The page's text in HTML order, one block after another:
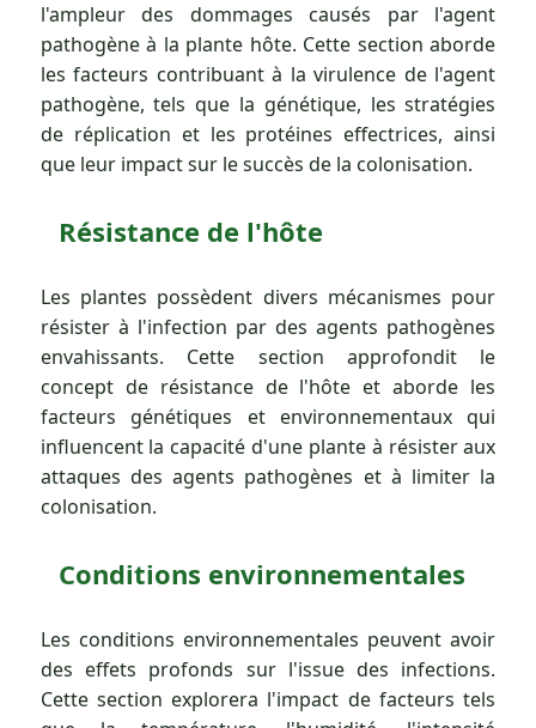
l'ampleur des dommages causés par l'agent
pathogène à la plante hôte. Cette section aborde
les facteurs contribuant à la virulence de l'agent
pathogène, tels que la génétique, les stratégies
de réplication et les protéines effectrices, ainsi
que leur impact sur le succès de la colonisation.
Résistance de l'hôte
Les plantes possèdent divers mécanismes pour
résister à l'infection par des agents pathogènes
envahissants. Cette section approfondit le
concept de résistance de l'hôte et aborde les
facteurs génétiques et environnementaux qui
influencent la capacité d'une plante à résister aux
attaques des agents pathogènes et à limiter la
colonisation.
Conditions environnementales
Les conditions environnementales peuvent avoir
des effets profonds sur l'issue des infections.
Cette section explorera l'impact de facteurs tels